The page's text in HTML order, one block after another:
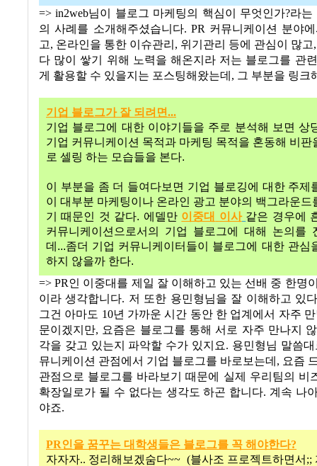
=> in2web님이 블로그 마케팅의 핵심이 무엇인가?라
의 사례를 소개해주셨습니다. PR 커뮤니케이션 분야
고, 온라인을 통한 이슈관리, 위기관리 등에 관심이 많
다 많이 쌓기 위해 노력을 해온지라 저는 블로그를 관
게 활용할 수 있을지는 포스팅해왔는데, 그 부분을 링크
기업 블로그가 잘 되려면...
기업 블로그에 대한 이야기들을 주로 분석해 보면 상
기업 커뮤니케이션 목적과 마케팅 목적을 혼동해 비판
로 셀링 하는 모습들을 본다.
이 부분을 좀 더 들여다보면 기업 블로깅에 대한 주제
이
대부분 마케팅이나 온라인 광고 분야의 백그라운드
기
때문인 것 같다. 에델만 이중대 이사 같은 경우에
커뮤니케이션으로서의
기업 블로그에 대해 논의를
데 ...좀더 기업 커뮤니케이터들이 블로그에 대한 관심
하지
않을까 한다.
=> PR인 이중대를 제일 잘 이해하고 있는 선배 중 한명
이라 생각합니다. 저 또한 용민형님을 잘 이해하고 있
그건 아마도 10년 가까운 시간 동안 한 업계에서 자주
문이겠지만, 요즘은 블로그를 통해 서로 자주 만나지
각을 갖고 있는지 파악할 수가 있지요. 용민형님 말씀
뮤니케이션 관점에서 기업 블로그를 바로보는데, 요즘
관점으로 블로그를 바라보기 때문에 실제 우리팀의 비
확장일로가 될 수 없다는 생각도 하곤 합니다. 계속 나
야죠.
PR인을 꿈꾸는 대학생들은 블로그를 꼭 해야한다?
자자자.. 정리해보겠숨다~~ (블사조 프로젝트하면서 ;;